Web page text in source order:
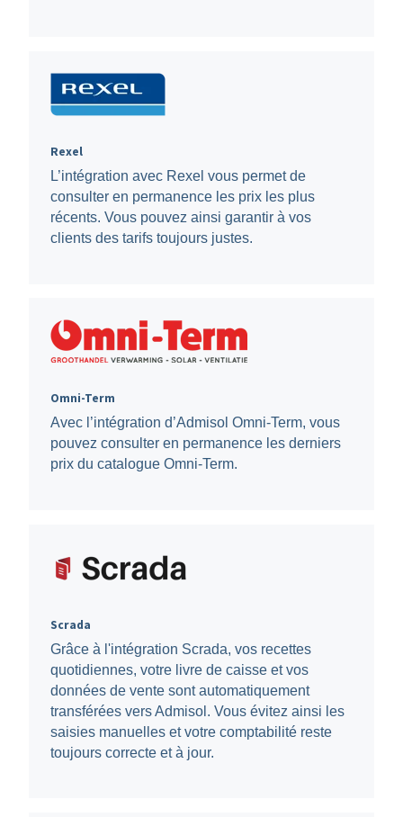
Rexel
L’intégration avec Rexel vous permet de
consulter en permanence les prix les plus
récents. Vous pouvez ainsi garantir à vos
clients des tarifs toujours justes.
Omni-Term
Avec l’intégration d’Admisol Omni-Term, vous
pouvez consulter en permanence les derniers
prix du catalogue Omni-Term.
Scrada
Grâce à l'intégration Scrada, vos recettes
quotidiennes, votre livre de caisse et vos
données de vente sont automatiquement
transférées vers Admisol. Vous évitez ainsi les
saisies manuelles et votre comptabilité reste
toujours correcte et à jour.